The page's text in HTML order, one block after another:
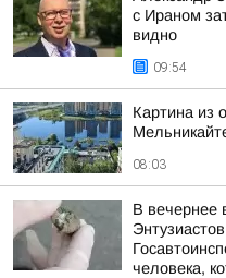
с Ираном
видно
09:54
Картина из
08:03
В вечернее
человека,